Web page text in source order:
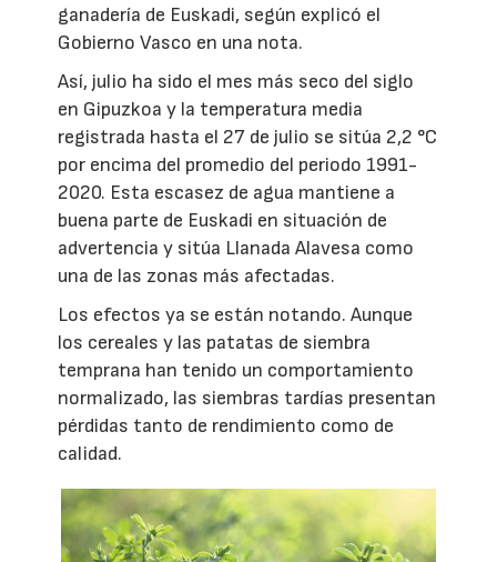
ganadería de Euskadi, según explicó el
Gobierno Vasco en una nota.
Así, julio ha sido el mes más seco del siglo
en Gipuzkoa y la temperatura media
registrada hasta el 27 de julio se sitúa 2,2 °C
por encima del promedio del periodo 1991-
2020. Esta escasez de agua mantiene a
buena parte de Euskadi en situación de
advertencia y sitúa Llanada Alavesa como
una de las zonas más afectadas.
Los efectos ya se están notando. Aunque
los cereales y las patatas de siembra
temprana han tenido un comportamiento
normalizado, las siembras tardías presentan
pérdidas tanto de rendimiento como de
calidad.